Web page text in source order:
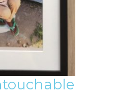
sur